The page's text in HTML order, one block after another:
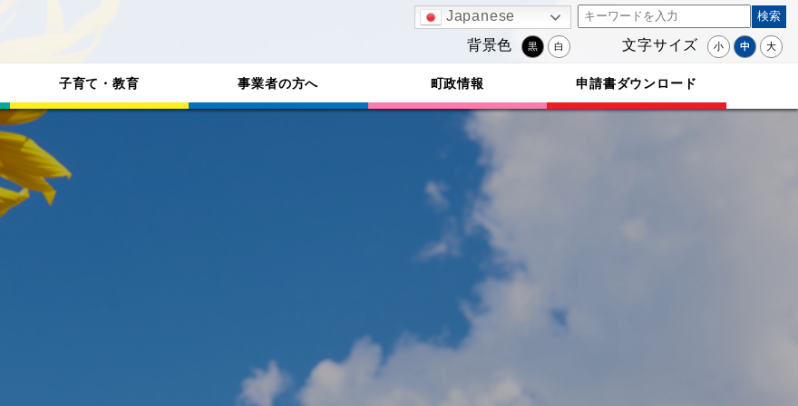
Japanese
背景色 黒 白 文字サイズ 小 中 大
子育て・教育 事業者の方へ 町政情報 申請書ダウンロード